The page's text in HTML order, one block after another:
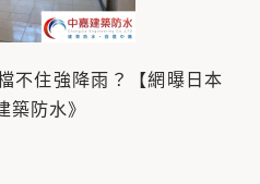
不住強降雨？【網曝日本
防水》